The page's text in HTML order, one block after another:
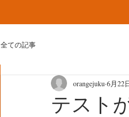
全ての記事
テスト
orangejuku 6月22